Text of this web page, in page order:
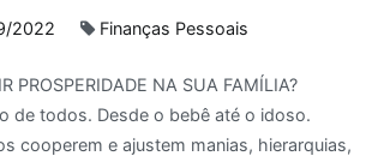
2022 Finanças Pessoais
PROSPERIDADE NA SUA FAMÍLIA?
de todos. Desde o bebê até o idoso.
cooperem e ajustem manias, hierarquias,